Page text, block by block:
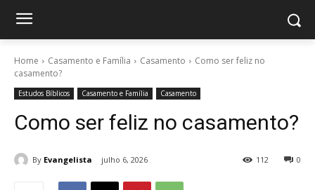
Home Casamento e Família Casamento
Como ser feliz no
casamento?
Estudos Bíblicos Casamento e Família Casamento
Como ser feliz no casamento?
By Evangelista julho 6, 2026 0
112